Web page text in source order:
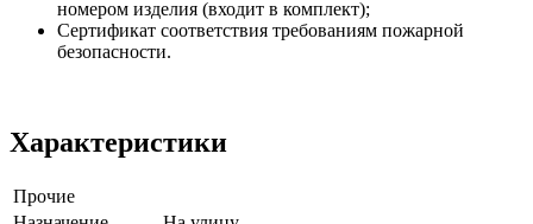
номером изделия (входит в комплект);
Сертификат соответствия требованиям пожарной
безопасности.
Характеристики
Прочие